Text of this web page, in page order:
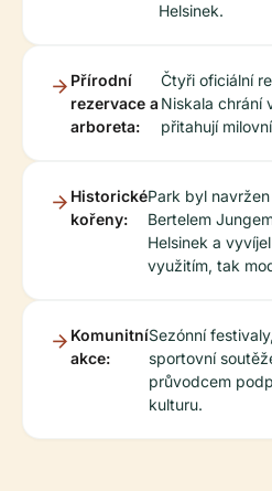
Helsinek.
Přírodní
rezervace a
arboreta:
Čtyři oficiální
Niskala chrání
přitahují
Historické
kořeny:
Park byl
Bertelem
Helsinek a
využitím, tak
Komunitní
akce:
Sezónní
sportovní
průvodcem
kulturu.